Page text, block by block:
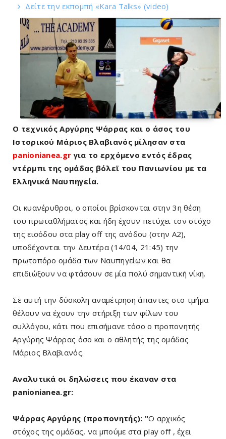
Δείτε την εκπομπή «Kara Talks» (video)
Ο τεχνικός Αργύρης Ψάρρας και ο άσος του
Ιστορικού Μάριος Βλαβιανός μίλησαν στα
panionianea.grγια το ερχόμενο εντός έδρας
ντέρμπι της ομάδας βόλεϊ του Πανιωνίου με τα
Ελληνικά Ναυπηγεία.
Οι κυανέρυθροι, ο οποίοι βρίσκονται στην 3η θέση
του πρωταθλήματος και ήδη έχουν πετύχει τον στόχο
της εισόδου στα play off της ανόδου (στην Α2),
υποδέχονται την Δευτέρα (14/04, 21:45) την
πρωτοπόρο ομάδα των Ναυπηγείων και θα
επιδιώξουν να φτάσουν σε μία πολύ σημαντική νίκη.
Σε αυτή την δύσκολη αναμέτρηση άπαντες στο τμήμα
θέλουν να έχουν την στήριξη των φίλων του
συλλόγου, κάτι που επισήμανε τόσο ο προπονητής
Αργύρης Ψάρρας όσο και ο αθλητής της ομάδας
Μάριος Βλαβιανός.
Αναλυτικά οι δηλώσεις που έκαναν στα
panionianea.gr:
Ψάρρας Αργύρης (προπονητής): "Ο αρχικός
στόχος της ομάδας, να μπούμε στα play off , έχει